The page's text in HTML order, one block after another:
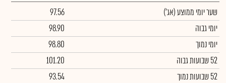
שער יומי ממוצע(אג')
97.56
יומי גבוה
98.90
יומי נמוך
98.80
52 שבועות גבוה
101.20
52 שבועות נמוך
93.54